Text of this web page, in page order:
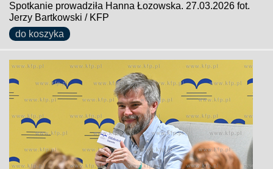
Spotkanie prowadziła Hanna Łozowska. 27.03.2026 fot.
Jerzy Bartkowski / KFP
do koszyka